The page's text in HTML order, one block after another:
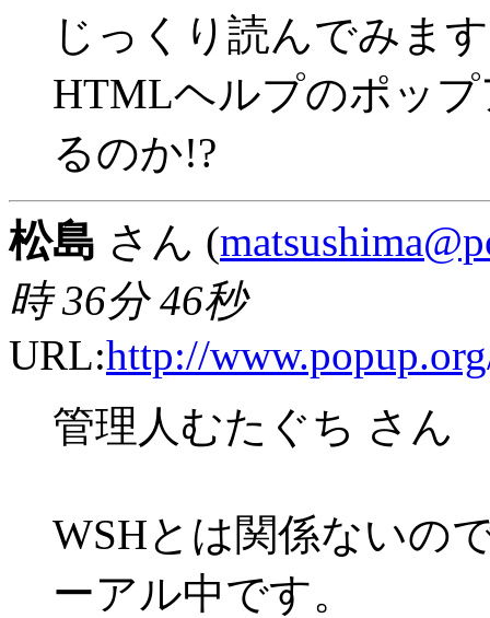
じっくり読んでみま
HTMLヘルプのポッ
るのか!?
松島 さん (
時 36分 46秒
URL:http://
管理人むたぐち さん
WSHとは関係ないの
ーアル中です。